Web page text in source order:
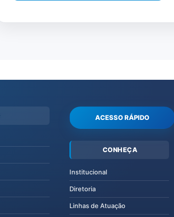
ACESSO RÁPIDO
CONHEÇA
Institucional
Diretoria
Linhas de Atuação